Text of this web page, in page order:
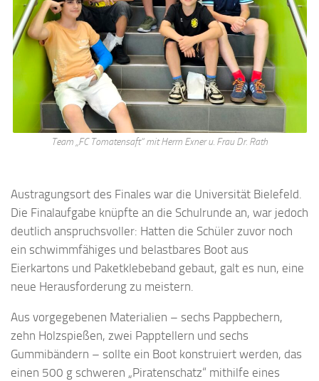
Team „FC Tomatensaft“ mit Herrn Exner u. Frau Dr. Rath
Austragungsort des Finales war die Universität Bielefeld.
Die Finalaufgabe knüpfte an die Schulrunde an, war jedoch
deutlich anspruchsvoller: Hatten die Schüler zuvor noch
ein schwimmfähiges und belastbares Boot aus
Eierkartons und Paketklebeband gebaut, galt es nun, eine
neue Herausforderung zu meistern.
Aus vorgegebenen Materialien – sechs Pappbechern,
zehn Holzspießen, zwei Papptellern und sechs
Gummibändern – sollte ein Boot konstruiert werden, das
einen 500 g schweren „Piratenschatz“ mithilfe eines